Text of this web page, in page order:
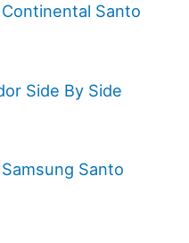
Santo
Side By Side
Santo